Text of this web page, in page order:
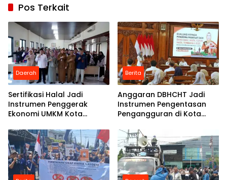
Pos Terkait
Daerah
Sertifikasi Halal Jadi
Instrumen Penggerak
Ekonomi UMKM Kota
Berita
Anggaran DBHCHT Jadi
Instrumen Pengentasan
Pengangguran di Kota